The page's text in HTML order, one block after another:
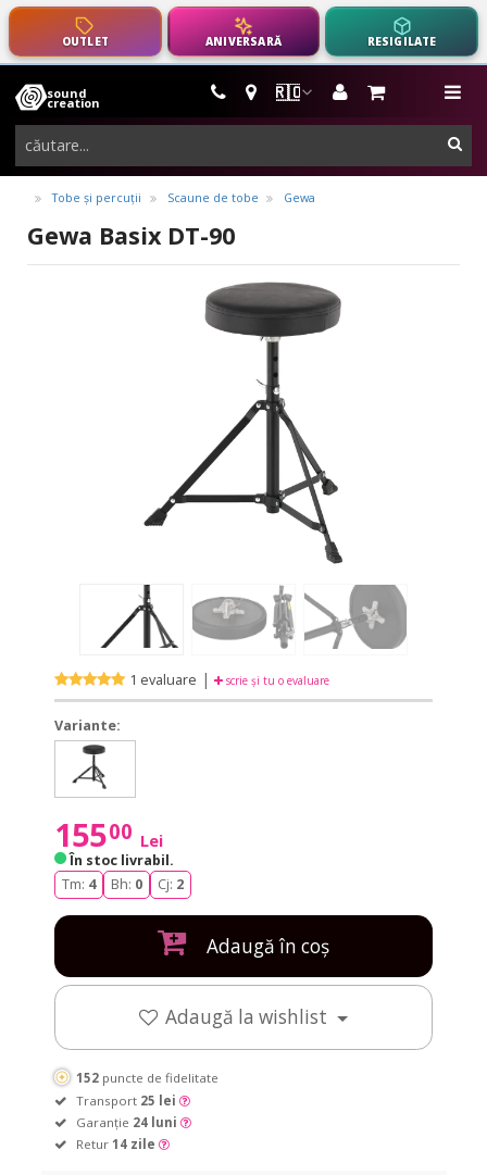
OUTLET ANIVERSARĂ RESIGILATE
🇷🇴
sound
creation
instrumente
muzicale,
echipamente
pro-
audio
Tobe și percuții Scaune de tobe Gewa
Gewa Basix DT-90
1 evaluare | scrie și tu o evaluare
Variante:
Basix
DT-
100
Basix
DT-
100
15500 Lei
În stoc livrabil.
Tm: 4 Bh: 0 Cj: 2
Adaugă în coș
Adaugă la wishlist
152 puncte de fidelitate
Transport 25 lei
Garanție 24 luni
Retur 14 zile